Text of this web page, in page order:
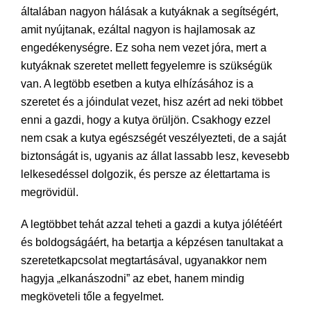
általában nagyon hálásak a kutyáknak a segítségért,
amit nyújtanak, ezáltal nagyon is hajlamosak az
engedékenységre. Ez soha nem vezet jóra, mert a
kutyáknak szeretet mellett fegyelemre is szükségük
van. A legtöbb esetben a kutya elhízásához is a
szeretet és a jóindulat vezet, hisz azért ad neki többet
enni a gazdi, hogy a kutya örüljön. Csakhogy ezzel
nem csak a kutya egészségét veszélyezteti, de a saját
biztonságát is, ugyanis az állat lassabb lesz, kevesebb
lelkesedéssel dolgozik, és persze az élettartama is
megrövidül.
A legtöbbet tehát azzal teheti a gazdi a kutya jólétéért
és boldogságáért, ha betartja a képzésen tanultakat a
szeretetkapcsolat megtartásával, ugyanakkor nem
hagyja „elkanászodni” az ebet, hanem mindig
megköveteli tőle a fegyelmet.